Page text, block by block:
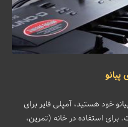
خود هستید، آمپلی فایر برای
برای استفاده در خانه (تمرین،